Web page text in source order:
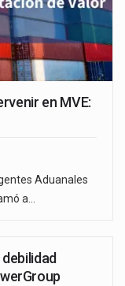
en MVE:
Aduanales
a…